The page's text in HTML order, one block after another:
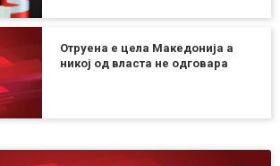
Отруена е цела Македонија а
никој од власта не одговара